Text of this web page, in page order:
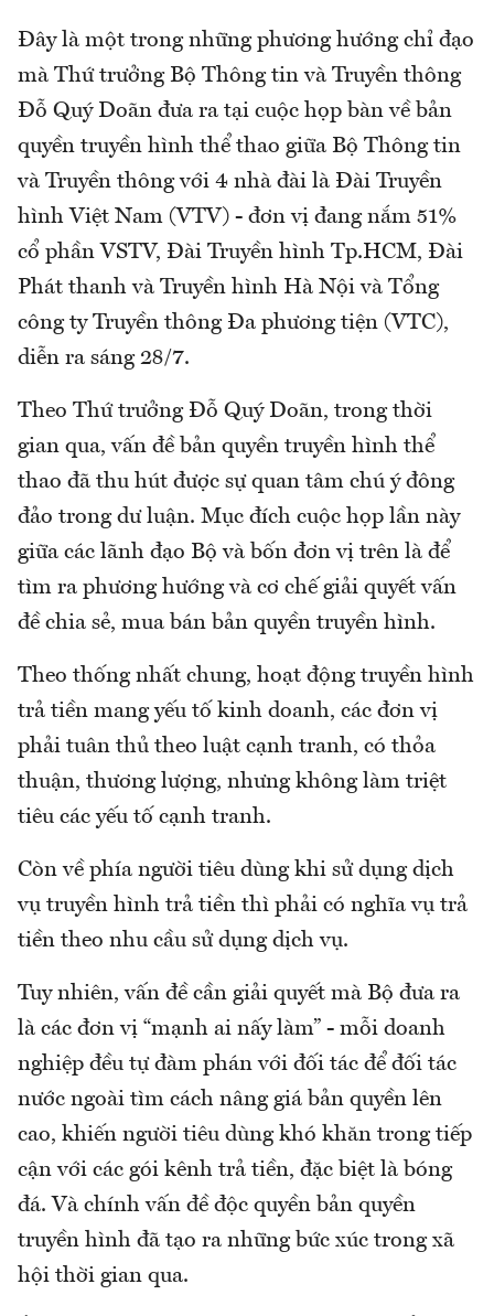
Đây là một trong những phương hướng chỉ đạo
mà Thứ trưởng Bộ Thông tin và Truyền thông
Đỗ Quý Doãn đưa ra tại cuộc họp bàn về bản
quyền truyền hình thể thao giữa Bộ Thông tin
và Truyền thông với 4 nhà đài là Đài Truyền
hình Việt Nam (VTV) - đơn vị đang nắm 51%
cổ phần VSTV, Đài Truyền hình Tp.HCM, Đài
Phát thanh và Truyền hình Hà Nội và Tổng
công ty Truyền thông Đa phương tiện (VTC),
diễn ra sáng 28/7.
Theo Thứ trưởng Đỗ Quý Doãn, trong thời
gian qua, vấn đề bản quyền truyền hình thể
thao đã thu hút được sự quan tâm chú ý đông
đảo trong dư luận. Mục đích cuộc họp lần này
giữa các lãnh đạo Bộ và bốn đơn vị trên là để
tìm ra phương hướng và cơ chế giải quyết vấn
đề chia sẻ, mua bán bản quyền truyền hình.
Theo thống nhất chung, hoạt động truyền hình
trả tiền mang yếu tố kinh doanh, các đơn vị
phải tuân thủ theo luật cạnh tranh, có thỏa
thuận, thương lượng, nhưng không làm triệt
tiêu các yếu tố cạnh tranh.
Còn về phía người tiêu dùng khi sử dụng dịch
vụ truyền hình trả tiền thì phải có nghĩa vụ trả
tiền theo nhu cầu sử dụng dịch vụ.
Tuy nhiên, vấn đề cần giải quyết mà Bộ đưa ra
là các đơn vị “mạnh ai nấy làm” - mỗi doanh
nghiệp đều tự đàm phán với đối tác để đối tác
nước ngoài tìm cách nâng giá bản quyền lên
cao, khiến người tiêu dùng khó khăn trong tiếp
cận với các gói kênh trả tiền, đặc biệt là bóng
đá. Và chính vấn đề độc quyền bản quyền
truyền hình đã tạo ra những bức xúc trong xã
hội thời gian qua.